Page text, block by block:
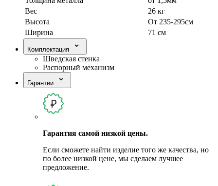
Вес
26 кг
Высота
От 235-295см
Ширина
71 см
Комплектация
Шведская стенка
Распорный механизм
Гарантии
Гарантия самой низкой цены.
Если сможете найти изделие того же качества, но
по более низкой цене, мы сделаем лучшее
предложение.